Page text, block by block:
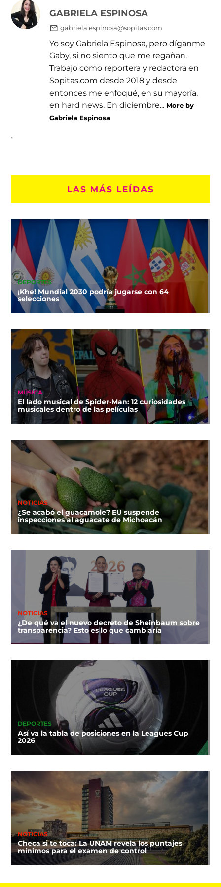
GABRIELA ESPINOSA
gabriela.espinosa@sopitas.com
Yo soy Gabriela Espinosa, pero díganme
Gaby, si no siento que me regañan.
Trabajo como reportera y redactora en
Sopitas.com desde 2018 y desde
entonces me enfoqué, en su mayoría,
en hard news. En diciembre... More by
Gabriela Espinosa
LAS MÁS LEÍDAS
DEPORTES
¡Khe! Mundial 2030 podría jugarse con 64
selecciones
MÚSICA
El lado musical de Spider-Man: 12 curiosidades
musicales dentro de las películas
NOTICIAS
¿Se acabó el guacamole? EU suspende
inspecciones al aguacate de Michoacán
NOTICIAS
¿De qué va el nuevo decreto de Sheinbaum sobre
transparencia? Esto es lo que cambiaría
DEPORTES
Así va la tabla de posiciones en la Leagues Cup
2026
NOTICIAS
Checa si te toca: La UNAM revela los puntajes
mínimos para el examen de control